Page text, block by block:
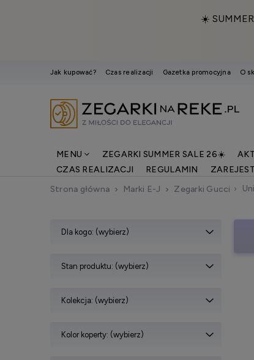
☀️
Jak kupować? Czas realizacji Gazetka promocyjna O
MENU ZEGARKI SUMMER SALE 26☀️
CZAS REALIZACJI
REGULAMIN
Strona główna
Marki E-J Zegarki Gucci
Dla kogo: (wybierz)
Stan produktu: (wybierz)
Kolekcja: (wybierz)
Kolor koperty: (wybierz)